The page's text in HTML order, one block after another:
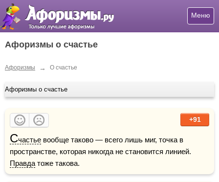
Меню
Афоризмы о счастье
Афоризмы → О счастье
Афоризмы о счастье
+91
Счастье вообще таково — всего лишь миг, точка в
Правда тоже такова.